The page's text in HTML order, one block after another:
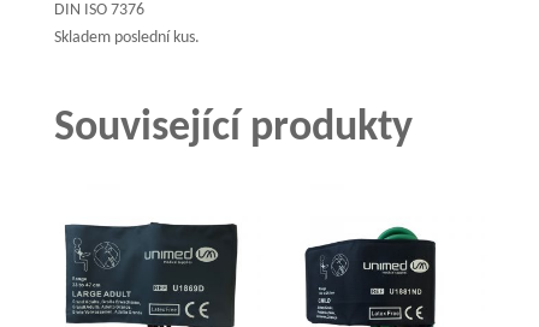
DIN ISO 7376
Skladem poslední kus.
Související produkty